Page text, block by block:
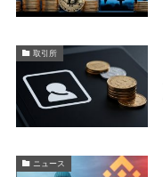
取引所
ニュース